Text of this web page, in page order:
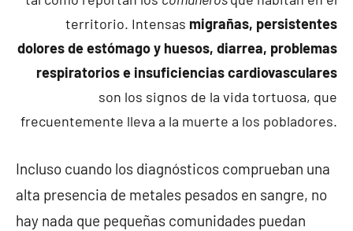
territorio. Intensas migrañas, persistentes
dolores de estómago y huesos, diarrea, problemas
respiratorios e insuficiencias cardiovasculares
son los signos de la vida tortuosa, que
frecuentemente lleva a la muerte a los pobladores.
Incluso cuando los diagnósticos comprueban una
alta presencia de metales pesados en sangre, no
hay nada que pequeñas comunidades puedan